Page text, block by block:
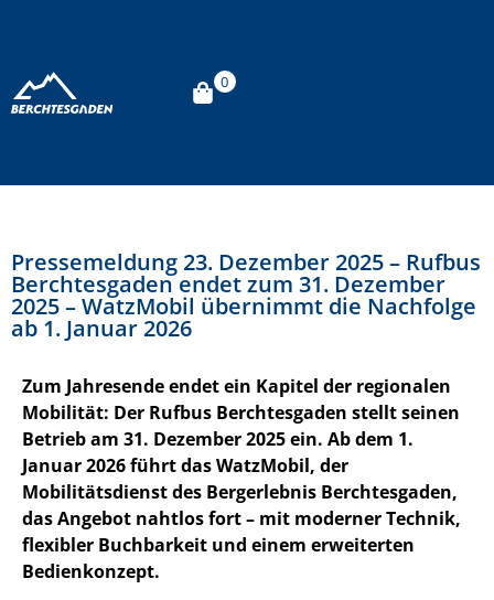
0
Pressemeldung 23. Dezember 2025 – Rufbus
Berchtesgaden endet zum 31. Dezember
2025 – WatzMobil übernimmt die Nachfolge
ab 1. Januar 2026
Zum Jahresende endet ein Kapitel der regionalen
Mobilität: Der Rufbus Berchtesgaden stellt seinen
Betrieb am 31. Dezember 2025 ein. Ab dem 1.
Januar 2026 führt das WatzMobil, der
Mobilitätsdienst des Bergerlebnis Berchtesgaden,
das Angebot nahtlos fort – mit moderner Technik,
flexibler Buchbarkeit und einem erweiterten
Bedienkonzept.